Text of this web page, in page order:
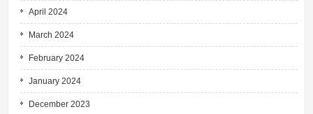
April 2024
March 2024
February 2024
January 2024
December 2023